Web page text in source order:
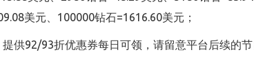
美元、100000钻石=1616.60美元；
供92/93折优惠券每日可领，请留意平台后续的节